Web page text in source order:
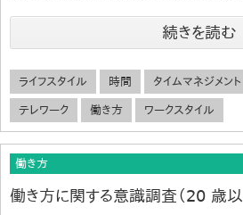
続きを読む
ライフスタイル 時間 タイムマネジメント
テレワーク 働き方 ワークスタイル
働き方
働き方に関する意識調査（20 歳